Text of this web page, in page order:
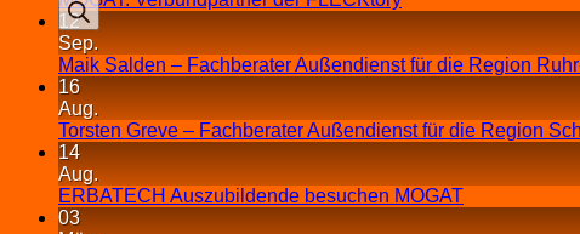
12
Sep.
Maik Salden – Fachberater Außendienst für die Region
16
Aug.
Torsten Greve – Fachberater Außendienst für die Region
14
Aug.
ERBATECH Auszubildende besuchen MOGAT
03